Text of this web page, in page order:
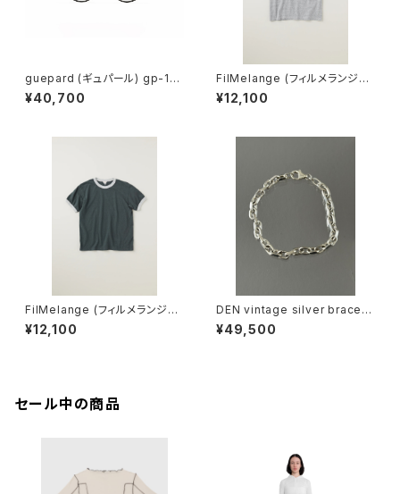
guepard (ギュパール) gp-11
noir cristal (clear lens) メガ
ネ
¥40,700
FilMelange (フィルメランジェ)
EMMA / エマ VINTAGE TENJ
IKU (champione melange)
¥12,100
FilMelange (フィルメランジェ)
EMMA / エマ VINTAGE TENJ
IKU (charcoal khaki)
¥12,100
DEN vintage silver bracele
t
¥49,500
セール中の商品